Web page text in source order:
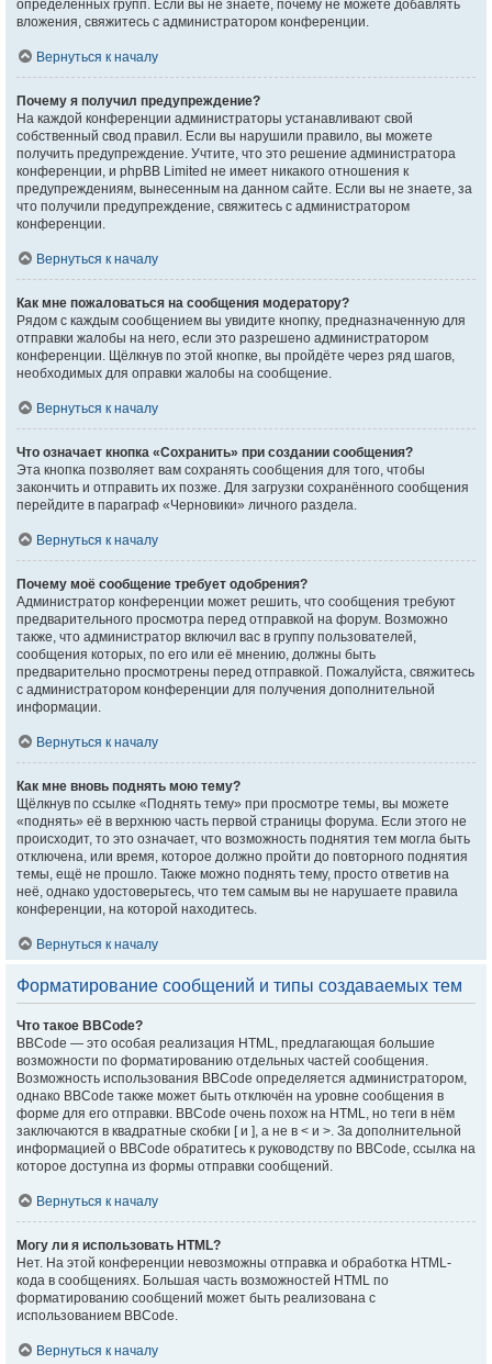
определённых групп. Если вы не знаете, почему не можете добавлять
вложения, свяжитесь с администратором конференции.
Вернуться к началу
Почему я получил предупреждение?
На каждой конференции администраторы устанавливают свой
собственный свод правил. Если вы нарушили правило, вы можете
получить предупреждение. Учтите, что это решение администратора
конференции, и phpBB Limited не имеет никакого отношения к
предупреждениям, вынесенным на данном сайте. Если вы не знаете, за
что получили предупреждение, свяжитесь с администратором
конференции.
Вернуться к началу
Как мне пожаловаться на сообщения модератору?
Рядом с каждым сообщением вы увидите кнопку, предназначенную для
отправки жалобы на него, если это разрешено администратором
конференции. Щёлкнув по этой кнопке, вы пройдёте через ряд шагов,
необходимых для оправки жалобы на сообщение.
Вернуться к началу
Что означает кнопка «Сохранить» при создании сообщения?
Эта кнопка позволяет вам сохранять сообщения для того, чтобы
закончить и отправить их позже. Для загрузки сохранённого сообщения
перейдите в параграф «Черновики» личного раздела.
Вернуться к началу
Почему моё сообщение требует одобрения?
Администратор конференции может решить, что сообщения требуют
предварительного просмотра перед отправкой на форум. Возможно
также, что администратор включил вас в группу пользователей,
сообщения которых, по его или её мнению, должны быть
предварительно просмотрены перед отправкой. Пожалуйста, свяжитесь
с администратором конференции для получения дополнительной
информации.
Вернуться к началу
Как мне вновь поднять мою тему?
Щёлкнув по ссылке «Поднять тему» при просмотре темы, вы можете
«поднять» её в верхнюю часть первой страницы форума. Если этого не
происходит, то это означает, что возможность поднятия тем могла быть
отключена, или время, которое должно пройти до повторного поднятия
темы, ещё не прошло. Также можно поднять тему, просто ответив на
неё, однако удостоверьтесь, что тем самым вы не нарушаете правила
конференции, на которой находитесь.
Вернуться к началу
Форматирование сообщений и типы создаваемых тем
Что такое BBCode?
BBCode — это особая реализация HTML, предлагающая большие
возможности по форматированию отдельных частей сообщения.
Возможность использования BBCode определяется администратором,
однако BBCode также может быть отключён на уровне сообщения в
форме для его отправки. BBCode очень похож на HTML, но теги в нём
заключаются в квадратные скобки [ и ], а не в < и >. За дополнительной
информацией о BBCode обратитесь к руководству по BBCode, ссылка на
которое доступна из формы отправки сообщений.
Вернуться к началу
Могу ли я использовать HTML?
Нет. На этой конференции невозможны отправка и обработка HTML-
кода в сообщениях. Большая часть возможностей HTML по
форматированию сообщений может быть реализована с
использованием BBCode.
Вернуться к началу